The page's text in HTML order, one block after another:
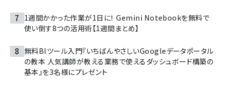
1週間かかった作業が1日に！ Gemini Notebookを無料で
使い倒す8つの活用術【1週間まとめ】
無料BIツール入門『いちばんやさしいGoogleデータポータル
の教本 人気講師が教える業務で使えるダッシュボード構築の
基本』を3名様にプレゼント